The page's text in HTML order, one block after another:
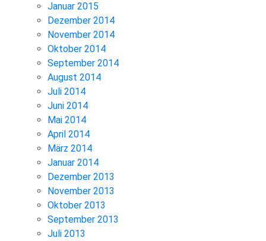
Januar 2015
Dezember 2014
November 2014
Oktober 2014
September 2014
August 2014
Juli 2014
Juni 2014
Mai 2014
April 2014
März 2014
Januar 2014
Dezember 2013
November 2013
Oktober 2013
September 2013
Juli 2013